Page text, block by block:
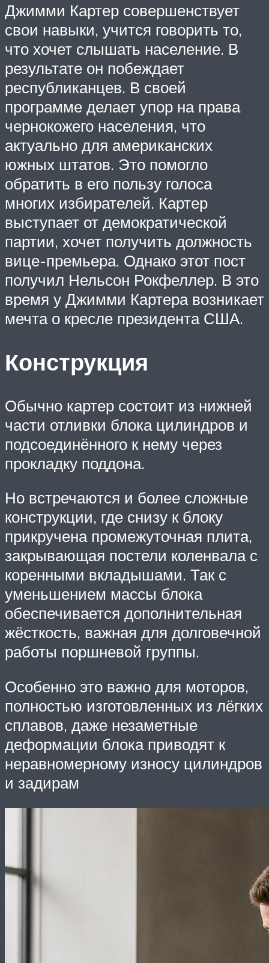
Джимми Картер совершенствует
свои навыки, учится говорить то,
что хочет слышать население. В
результате он побеждает
республиканцев. В своей
программе делает упор на права
чернокожего населения, что
актуально для американских
южных штатов. Это помогло
обратить в его пользу голоса
многих избирателей. Картер
выступает от демократической
партии, хочет получить должность
вице-премьера. Однако этот пост
получил Нельсон Рокфеллер. В это
время у Джимми Картера возникает
мечта о кресле президента США.
Конструкция
Обычно картер состоит из нижней
части отливки блока цилиндров и
подсоединённого к нему через
прокладку поддона.
Но встречаются и более сложные
конструкции, где снизу к блоку
прикручена промежуточная плита,
закрывающая постели коленвала с
коренными вкладышами. Так с
уменьшением массы блока
обеспечивается дополнительная
жёсткость, важная для долговечной
работы поршневой группы.
Особенно это важно для моторов,
полностью изготовленных из лёгких
сплавов, даже незаметные
деформации блока приводят к
неравномерному износу цилиндров
и задирам